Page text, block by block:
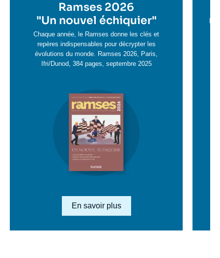
en
savoir
plus
Ramses 2026
"Un nouvel échiquier"
Chaque année, le Ramses donne les clés et
repères indispensables pour décrypter les
évolutions du monde. Ramses 2026, Paris,
Ifri/Dunod, 384 pages, septembre 2025
savoir
Lien en savoir plus
En savoir plus